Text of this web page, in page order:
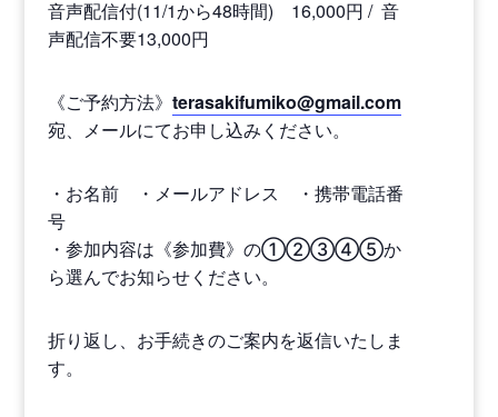
音声配信付(11/1から48時間) 16,000円 / 音
声配信不要13,000円
《ご予約方法》 terasakifumiko@gmail.com
宛、メールにてお申し込みください。
・お名前 ・メールアドレス ・携帯電話番
号
・参加内容は《参加費》の①②③④⑤か
ら選んでお知らせください。
折り返し、お手続きのご案内を返信いたしま
す。